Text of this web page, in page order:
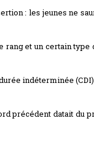
: les jeunes ne
rang et un certain
indéterminée
précédent datait du